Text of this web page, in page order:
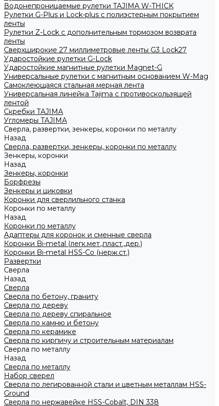
Водонепроницаемые рулетки TAJIMA W-THICK
Рулетки G-Plus и Lock-plus с полиэстерным покрытием
ленты
Рулетки Z-Lock с дополнительным тормозом возврата
ленты
Сверхширокие 27 миллиметровые ленты G3 Lock27
Ударостойкие рулетки G-Lock
Ударостойкие магнитные рулетки Magnet-G
Универсальные рулетки с магнитным основанием W-Mag
Самоклеющаяся стальная мерная лента
Универсальная линейка Tajima с противоскользящей
лентой
Скребки TAJIMA
Угломеры TAJIMA
Сверла, развертки, зенкеры, коронки по металлу
Назад
Сверла, развертки, зенкеры, коронки по металлу
Зенкеры, коронки
Назад
Зенкеры, коронки
Борфрезы
Зенкеры и циковки
Коронки для сверлильного станка
Коронки по металлу
Назад
Коронки по металлу
Адаптеры для коронок и сменные сверла
Коронки Bi-metal (легк.мет.,пласт.,дер.)
Коронки Bi-metal HSS-Co (нерж.ст.)
Развертки
Сверла
Назад
Сверла
Сверла по бетону, граниту
Сверла по дереву
Сверла по дереву спиральное
Сверла по камню и бетону
Сверла по керамике
Сверла по кирпичу и строительным материалам
Сверла по металлу
Назад
Сверла по металлу
Набор сверел
Сверла по легированной стали и цветным металлам HSS-
Ground
Сверла по нержавейке HSS-Cobalt, DIN 338